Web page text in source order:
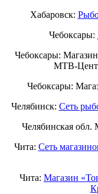
Хабаровск:
Чебоксары:
Чебоксары:
МТВ-
Чебоксары:
Челябинск: Сеть
Челябинская обл.
Чита: Сеть
Чита: Магазин